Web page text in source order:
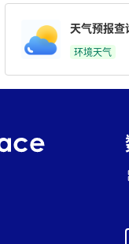
天气预报查
环境天气